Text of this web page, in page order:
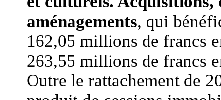
aménagements, qui
162,05 millions de francs
263,55 millions de francs
Outre le rattachement de